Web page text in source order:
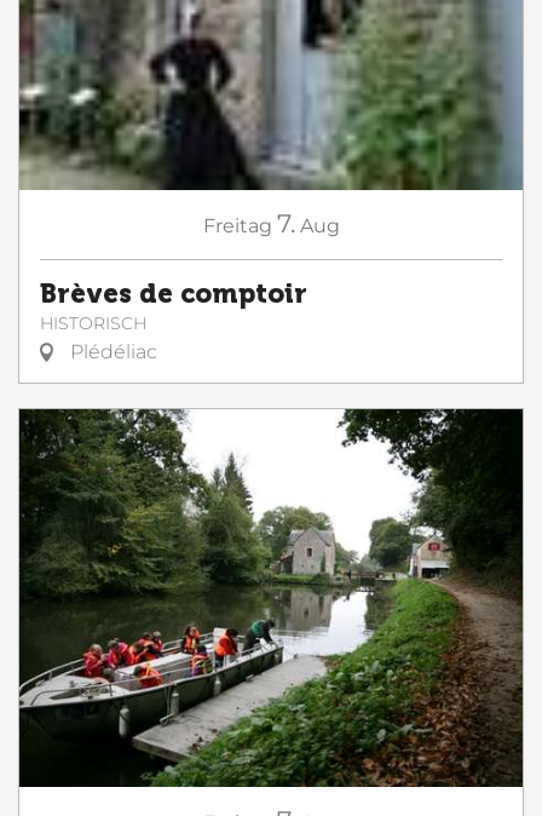
Freitag 7. Aug
Brèves de comptoir
HISTORISCH
Plédéliac